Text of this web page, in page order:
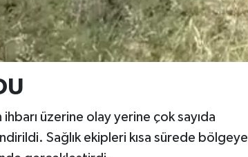
üzerine olay yerine çok sayıda
Sağlık ekipleri kısa sürede bölgeye